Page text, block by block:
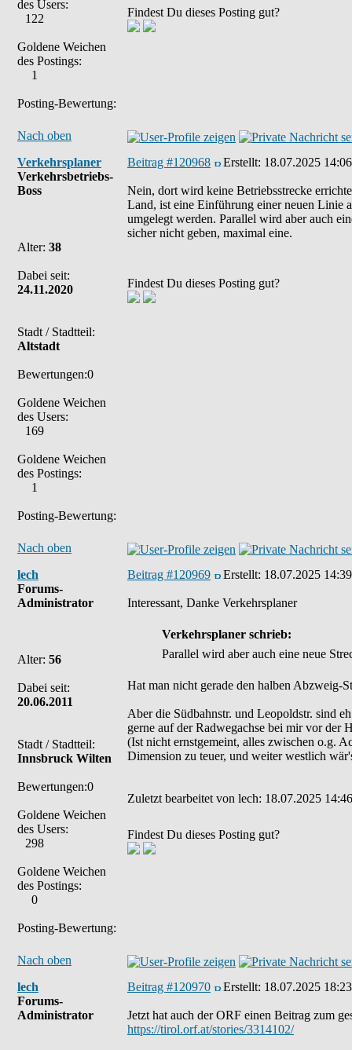
des Users:
122
Goldene Weichen
des Postings:
1
Posting-Bewertung:
Findest Du dieses Posting gut?
Nach oben
Verkehrsplaner
Verkehrsbetriebs-
Boss
Alter: 38
Dabei seit:
24.11.2020
Stadt / Stadtteil:
Altstadt
Bewertungen:0
Goldene Weichen
des Users:
169
Goldene Weichen
des Postings:
1
Posting-Bewertung:
Beitrag #120968 Erstellt: 18.07.2025 14:06
Nein, dort wird keine Betriebsstrecke
Land, ist eine Einführung einer neuen Linie
umgelegt werden. Parallel wird aber auch
sicher nicht geben, maximal eine.
Findest Du dieses Posting gut?
Nach oben
lech
Forums-
Administrator
Alter: 56
Dabei seit:
20.06.2011
Stadt / Stadtteil:
Innsbruck Wilten
Bewertungen:0
Goldene Weichen
des Users:
298
Goldene Weichen
des Postings:
0
Posting-Bewertung:
Beitrag #120969 Erstellt: 18.07.2025 14:39
Interessant, Danke Verkehrsplaner
Verkehrsplaner schrieb:
Parallel wird aber auch eine neue
Hat man nicht gerade den halben Abzweig-
Aber die Südbahnstr. und Leopoldstr. sind
gerne auf der Radwegachse bei mir vor der
(Ist nicht ernstgemeint, alles zwischen o.g.
Dimension zu teuer, und weiter westlich
Zuletzt bearbeitet von lech: 18.07.2025
Findest Du dieses Posting gut?
Nach oben
lech
Forums-
Administrator
Beitrag #120970 Erstellt: 18.07.2025 18:23
Jetzt hat auch der ORF einen Beitrag zum
https://tirol.orf.at/stories/3314102/